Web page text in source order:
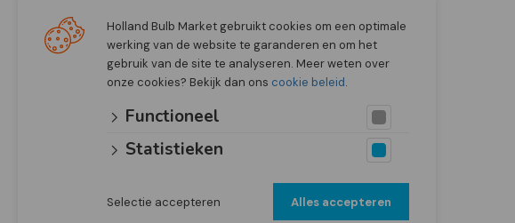
RetailHolland Bulb Market gebruikt cookies om een optimale
werking van de website te garanderen en om het
gebruik van de site te analyseren. Meer weten over
onze cookies? Bekijk dan ons cookie beleid.
Functioneel
Statistieken
Selectie accepteren Alles accepteren